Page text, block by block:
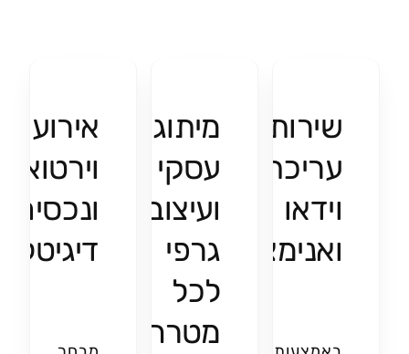
שירותי
עריכת
וידאו
ואנימציות
מיתוג
עסקי
ועיצוב
גרפי
לכל
מטרה
אירועים
ונכסים